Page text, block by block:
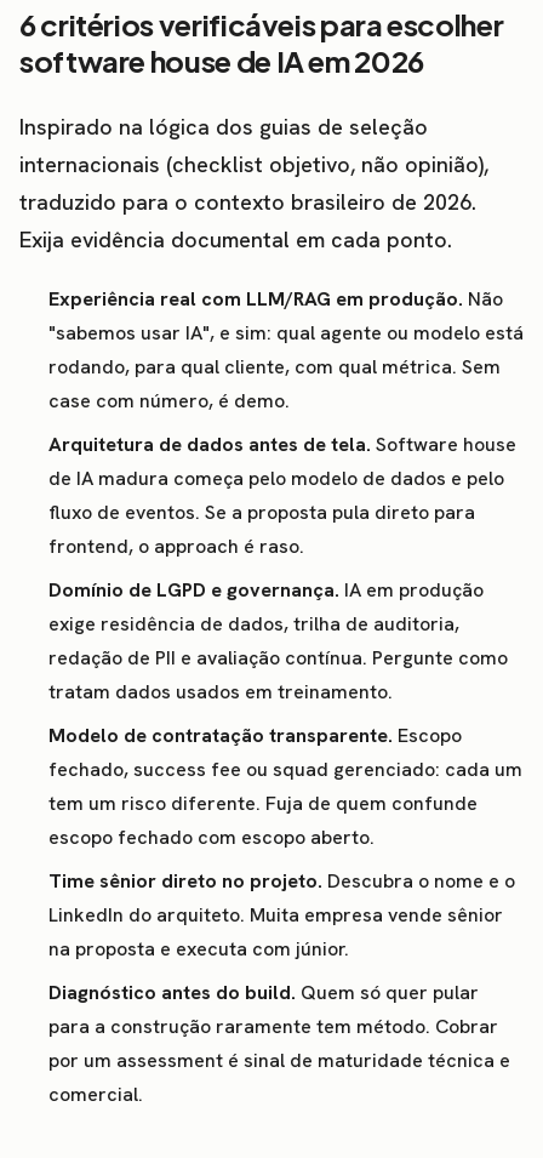
6 critérios verificáveis para escolher
software house de IA em 2026
Inspirado na lógica dos guias de seleção
internacionais (checklist objetivo, não opinião),
traduzido para o contexto brasileiro de 2026.
Exija evidência documental em cada ponto.
Experiência real com LLM/RAG em produção. Não
"sabemos usar IA", e sim: qual agente ou modelo está
rodando, para qual cliente, com qual métrica. Sem
case com número, é demo.
Arquitetura de dados antes de tela. Software house
de IA madura começa pelo modelo de dados e pelo
fluxo de eventos. Se a proposta pula direto para
frontend, o approach é raso.
Domínio de LGPD e governança. IA em produção
exige residência de dados, trilha de auditoria,
redação de PII e avaliação contínua. Pergunte como
tratam dados usados em treinamento.
Modelo de contratação transparente. Escopo
fechado, success fee ou squad gerenciado: cada um
tem um risco diferente. Fuja de quem confunde
escopo fechado com escopo aberto.
Time sênior direto no projeto. Descubra o nome e o
LinkedIn do arquiteto. Muita empresa vende sênior
na proposta e executa com júnior.
Diagnóstico antes do build. Quem só quer pular
para a construção raramente tem método. Cobrar
por um assessment é sinal de maturidade técnica e
comercial.